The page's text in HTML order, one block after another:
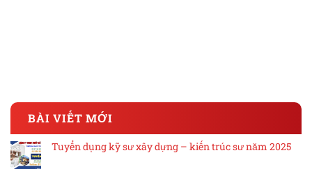
BÀI VIẾT MỚI
Tuyển dụng kỹ sư xây dựng – kiến trúc sư năm 2025